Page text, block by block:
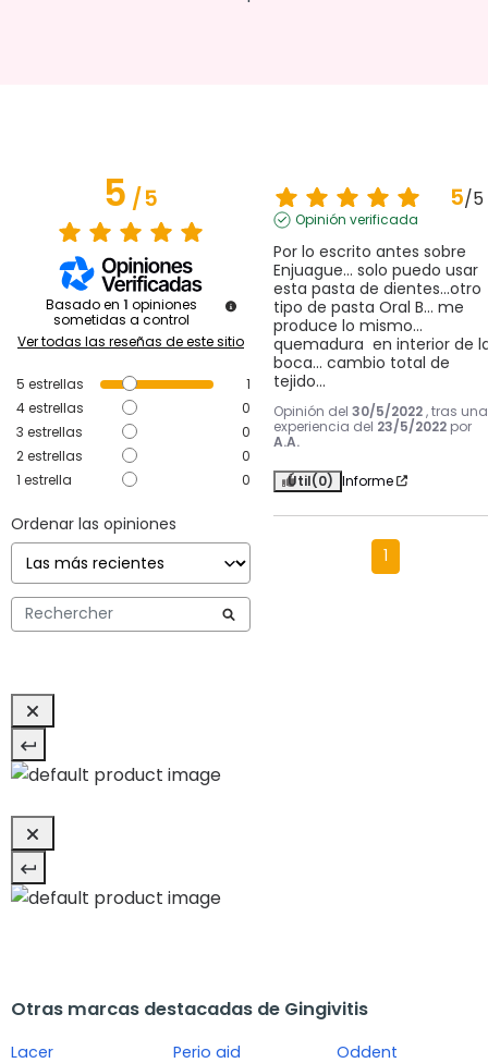
5/5
Basado en 1 opiniones
sometidas a control
Ver todas las reseñas de este sitio
5 estrellas
1
4estrellas
0
3 estrellas
0
2estrellas
0
1 estrella 0
Ordenar las opiniones
5/5
Opinión verificada
Por lo escrito antes sobre
Enjuague... solo puedo usar
esta pasta de dientes...otro
tipo de pasta Oral B... me
produce lo mismo...
quemadura  en interior de
boca... cambio total de
tejido...
Opinión del 30/5/2022 , tras una
experiencia del 23/5/2022 por
A.A.
Útil(0) Informe
1
Otras marcas destacadas de Gingivitis
Lacer Perio aid Oddent